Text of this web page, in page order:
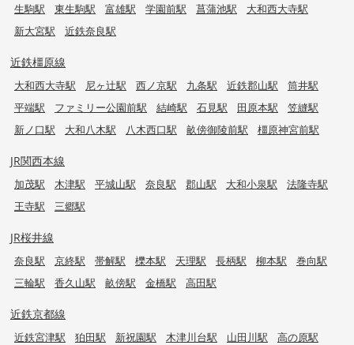
生駒駅 東生駒駅 富雄駅 学園前駅 菖蒲池駅
大和西大寺駅
新大宮駅
近鉄奈良駅
近鉄橿原線
大和西大寺駅 尼ヶ辻駅 西ノ京駅 九条駅 近鉄郡山駅
筒井駅
平端駅
ファミリー公園前駅 結崎駅 石見駅 田原本駅
笠縫駅
新ノ口駅
大和八木駅 八木西口駅 畝傍御陵前駅 橿原神宮前駅
JR関西本線
加茂駅 木津駅 平城山駅 奈良駅 郡山駅 大和小泉駅
法隆寺駅
王寺駅
三郷駅
JR桜井線
奈良駅 京終駅 帯解駅 櫟本駅 天理駅 長柄駅 柳本駅
巻向駅
三輪駅
香久山駅 畝傍駅 金橋駅 高田駅
近鉄京都線
近鉄宮津駅 狛田駅 新祝園駅 木津川台駅 山田川駅
高の原駅